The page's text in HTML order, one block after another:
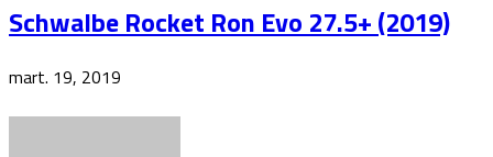
Schwalbe Rocket Ron Evo 27.5+ (2019)
mart. 19, 2019